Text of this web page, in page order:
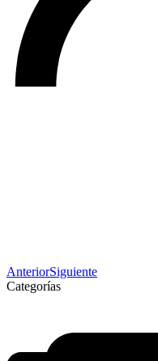
AnteriorSiguiente
Categorías